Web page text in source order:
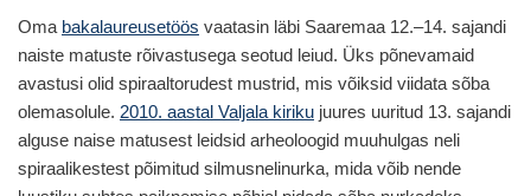
Oma bakalaureusetöös vaatasin läbi Saaremaa 12.–14. sajandi
naiste matuste rõivastusega seotud leiud. Üks põnevamaid
avastusi olid spiraaltorudest mustrid, mis võiksid viidata sõba
olemasolule. 2010. aastal Valjala kiriku juures uuritud 13. sajandi
alguse naise matusest leidsid arheoloogid muuhulgas neli
spiraalikestest põimitud silmusnelinurka, mida võib nende